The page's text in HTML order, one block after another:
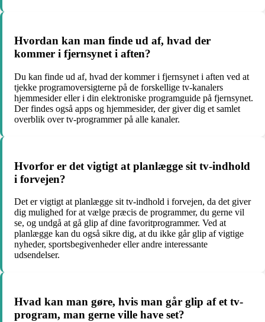
Hvordan kan man finde ud af, hvad der
kommer i fjernsynet i aften?
Du kan finde ud af, hvad der kommer i fjernsynet i aften ved at
tjekke programoversigterne på de forskellige tv-kanalers
hjemmesider eller i din elektroniske programguide på fjernsynet.
Der findes også apps og hjemmesider, der giver dig et samlet
overblik over tv-programmer på alle kanaler.
Hvorfor er det vigtigt at planlægge sit tv-indhold
i forvejen?
Det er vigtigt at planlægge sit tv-indhold i forvejen, da det giver
dig mulighed for at vælge præcis de programmer, du gerne vil
se, og undgå at gå glip af dine favoritprogrammer. Ved at
planlægge kan du også sikre dig, at du ikke går glip af vigtige
nyheder, sportsbegivenheder eller andre interessante
udsendelser.
Hvad kan man gøre, hvis man går glip af et tv-
program, man gerne ville have set?